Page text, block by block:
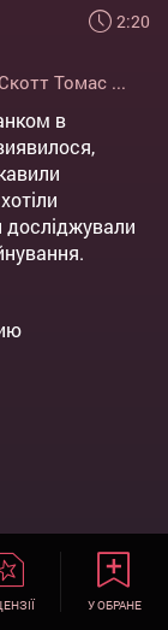
2:20
Томас ...
в
досліджували
У ОБРАНЕ